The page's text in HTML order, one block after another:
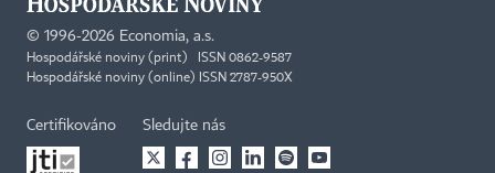
© 1996-2026 Economia, a.s.
Hospodářské noviny (print) ISSN 0862-9587
Hospodářské noviny (online) ISSN 2787-950X
Certifikováno Sledujte nás